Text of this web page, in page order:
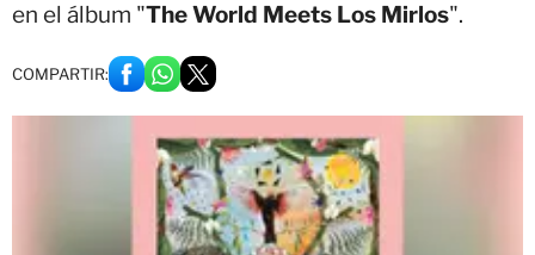
en el álbum "The World Meets Los Mirlos".
COMPARTIR: